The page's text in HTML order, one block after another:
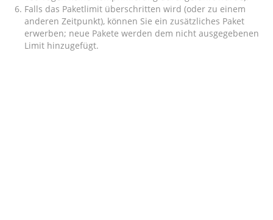
Falls das Paketlimit überschritten wird (oder zu einem
anderen Zeitpunkt), können Sie ein zusätzliches Paket
erwerben; neue Pakete werden dem nicht ausgegebenen
Limit hinzugefügt.